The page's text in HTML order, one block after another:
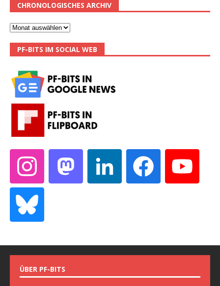
CHRONOLOGISCHES ARCHIV
PF-BITS IM SOCIAL WEB
ÜBER PF-BITS